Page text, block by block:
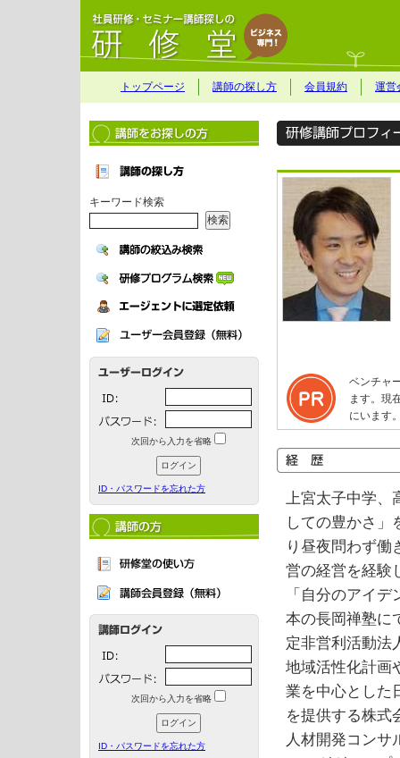
トップページ 講師の探し方 会員規約 運営
キーワード検索
次回から入力を省略
ID・パスワードを忘れた方
次回から入力を省略
ID・パスワードを忘れた方
ベンチャ
ます。現
にいます
上宮太子中学、
しての豊かさ」
り昼夜問わず働
営の経営を経験
「自分のアイ
本の長岡禅塾に
定非営利活動法
地域活性化計画
業を中心とした
を提供する株式
人材開発コンサ